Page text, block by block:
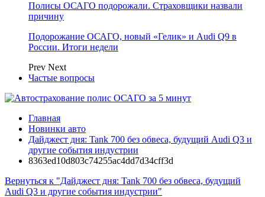
Полисы ОСАГО подорожали. Страховщики назвали
причину
Подорожание ОСАГО, новый «Гелик» и Audi Q9 в
России. Итоги недели
Prev Next
Частые вопросы
Главная
Новинки авто
Дайджест дня: Tank 700 без обвеса, будущий Audi Q3 и
другие события индустрии
8363ed10d803c74255ac4dd7d34cff3d
Вернуться к "Дайджест дня: Tank 700 без обвеса, будущий
Audi Q3 и другие события индустрии"